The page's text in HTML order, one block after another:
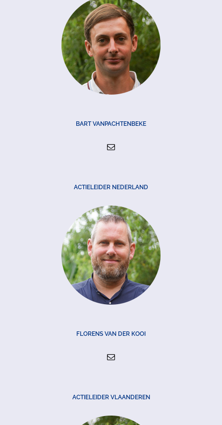
BART VANPACHTENBEKE
ACTIELEIDER NEDERLAND
FLORENS VAN DER KOOI
ACTIELEIDER VLAANDEREN